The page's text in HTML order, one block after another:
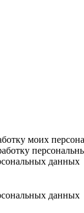
моих
данных
данных